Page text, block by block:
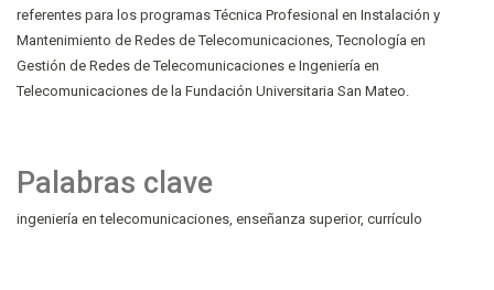
Palabras clave
ingeniería en telecomunicaciones enseñanza superior currículo
referentes para los programas Técnica Profesional en Instalación y
Mantenimiento de Redes de Telecomunicaciones, Tecnología en
Gestión de Redes de Telecomunicaciones e Ingeniería en
Telecomunicaciones de la Fundación Universitaria San Mateo.